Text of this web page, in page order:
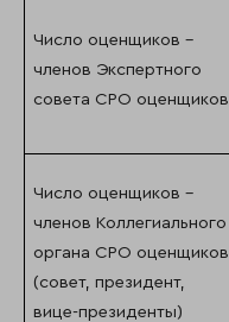
Число оценщиков –
членов Экспертного
совета СРО оценщиков
Число оценщиков –
членов Коллегиального
органа СРО оценщиков
(совет, президент,
вице-президенты)